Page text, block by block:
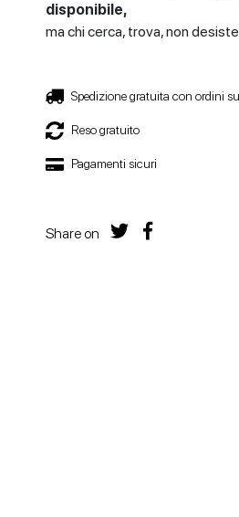
disponibile,
ma chi cerca, trova, non
Spedizione gratuita con ordini
Reso gratuito
Pagamenti sicuri
Share on